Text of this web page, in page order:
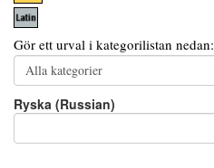
Gör ett urval i kategorilistan nedan:
Ryska (Russian)